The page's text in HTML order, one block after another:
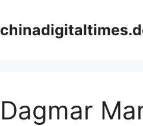
Dagmar